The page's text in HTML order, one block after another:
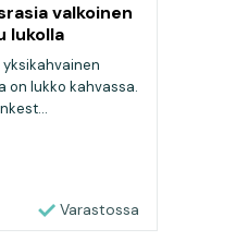
valkoinen
lukolla
on lukko kahvassa.
Varastossa